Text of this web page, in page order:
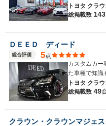
トヨタ クラ
総掲載数 143
ＤＥＥＤ ディード
総合評価 5点
カスタムカ
た車種で知識
トヨタ クラ
総掲載数 49